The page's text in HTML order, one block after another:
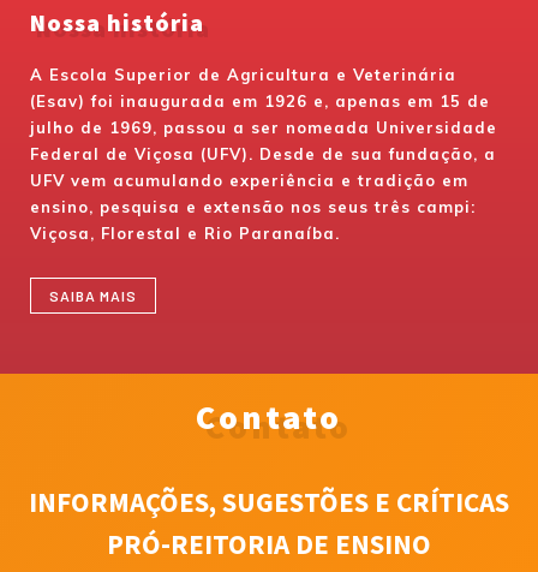
Nossa história
A Escola Superior de Agricultura e Veterinária
(Esav) foi inaugurada em 1926 e, apenas em 15 de
julho de 1969, passou a ser nomeada Universidade
Federal de Viçosa (UFV). Desde de sua fundação, a
UFV vem acumulando experiência e tradição em
ensino, pesquisa e extensão nos seus três campi:
Viçosa, Florestal e Rio Paranaíba.
SAIBA MAIS
Contato
INFORMAÇÕES, SUGESTÕES E CRÍTICAS
PRÓ-REITORIA DE ENSINO